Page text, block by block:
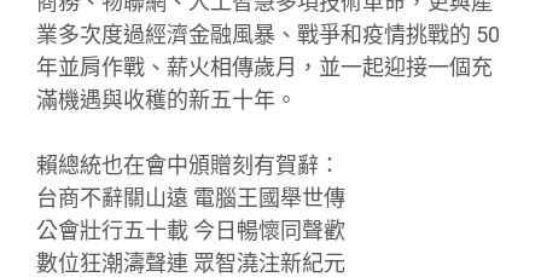
業多次度過經濟金融風暴、戰爭和疫情挑戰的 50
年並肩作戰、薪火相傳歲月，並一起迎接一個充
滿機遇與收穫的新五十年。
賴總統也在會中頒贈刻有賀辭：
台商不辭關山遠 電腦王國舉世傳
公會壯行五十載 今日暢懷同聲歡
數位狂潮濤聲連 眾智澆注新紀元